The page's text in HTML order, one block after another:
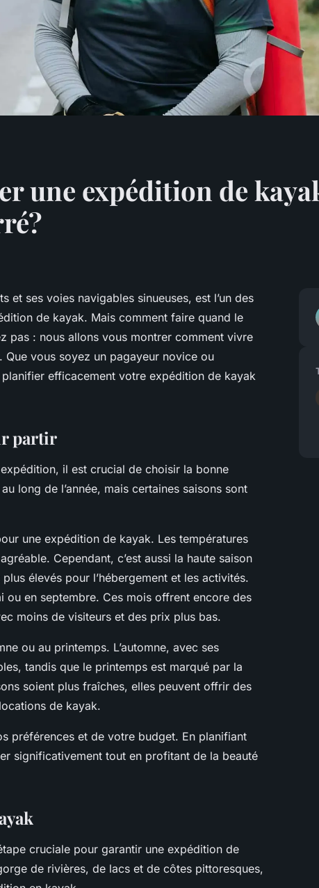
une expédition de
et ses voies navigables sinueuses, est l’un des
de kayak. Mais comment faire quand le
pas : nous allons vous montrer comment vivre
vous soyez un pagayeur novice ou
efficacement votre expédition de kayak
partir
il est crucial de choisir la bonne
long de l’année, mais certaines saisons sont
une expédition de kayak. Les températures
Cependant, c’est aussi la haute saison
élevés pour l’hébergement et les activités.
ou en septembre. Ces mois offrent encore des
moins de visiteurs et des prix plus bas.
ou au printemps. L’automne, avec ses
tandis que le printemps est marqué par la
soient plus fraîches, elles peuvent offrir des
de kayak.
préférences et de votre budget. En planifiant
significativement tout en profitant de la beauté
cruciale pour garantir une expédition de
de rivières, de lacs et de côtes pittoresques,